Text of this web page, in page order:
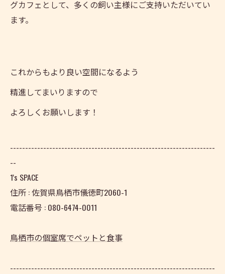
グカフェとして、多くの飼い主様にご支持いただいてい
ます。
これからもより良い空間になるよう
精進してまいりますので
よろしくお願いします！
--------------------------------------------------------------------
--
1's SPACE
住所 : 佐賀県鳥栖市儀徳町2060-1
電話番号 : 080-6474-0011
鳥栖市の個室席でペットと食事
--------------------------------------------------------------------